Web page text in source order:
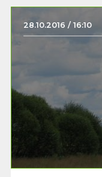
28.10.2016 / 16:10